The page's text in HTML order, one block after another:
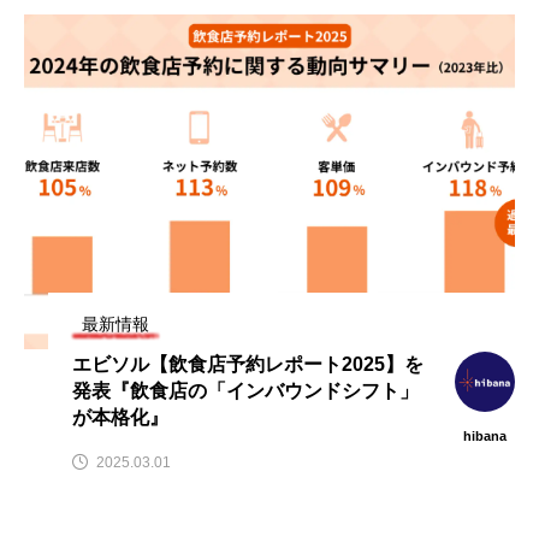
最新情報
エビソル【飲食店予約レポート2025】を
発表『飲食店の「インバウンドシフト」
が本格化』
hibana
2025.03.01